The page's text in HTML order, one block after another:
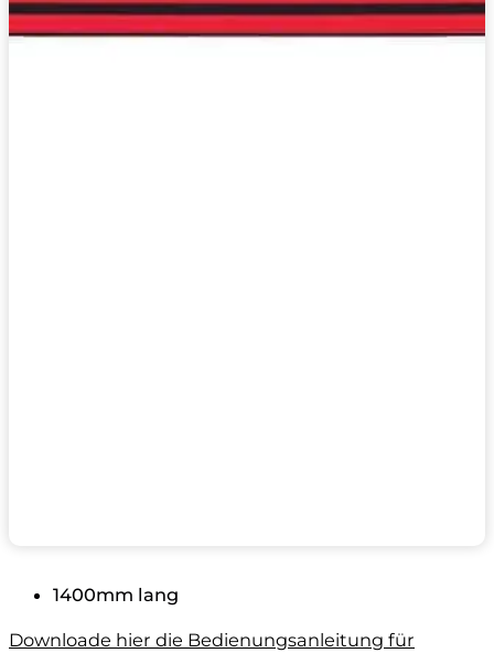
1400mm lang
Downloade hier die Bedienungsanleitung für